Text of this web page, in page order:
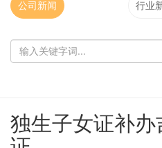
公司新闻 行业
独生子女证补